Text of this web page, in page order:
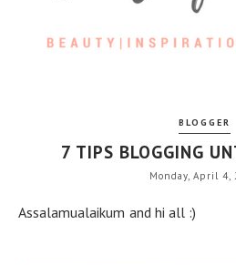
BLOGGER
7 TIPS BLOGGING
Monday, April 4,
Assalamualaikum and hi all :)